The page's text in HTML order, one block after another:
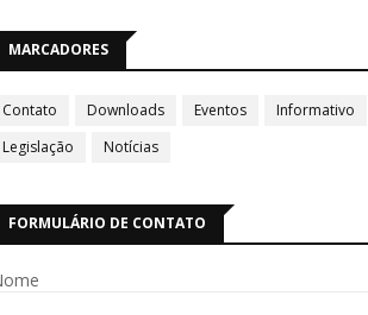
MARCADORES
Contato Downloads Eventos
Informativo
Legislação
Notícias
FORMULÁRIO DE CONTATO